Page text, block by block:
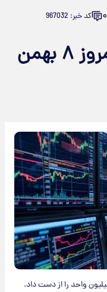
۰ کد خبر: 967032
آخرین خبر از بورس امروز ۸ بهمن